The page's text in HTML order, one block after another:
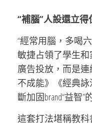
“補腦”人設還立得
“經常用腦，多喝
敏捷占領了學生
廣告投放，而是
不成能》《經典
斷加固brand“益智”
這套打法堪稱教